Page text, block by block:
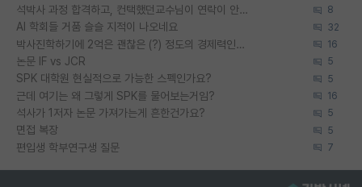
석박사 과정 합격하고, 컨택했던교수님이 연락이 안됩니다... 8
AI 학회들 거품 슬슬 지적이 나오네요 32
박사진학하기에 2억은 괜찮은 (?) 정도의 경제력인가요 16
논문 IF vs JCR 5
SPK 대학원 현실적으로 가능한 스펙인가요? 5
근데 여기는 왜 그렇게 SPK를 물어보는거임? 16
석사가 1저자 논문 가져가는게 흔한건가요? 5
면접 복장 5
편입생 학부연구생 질문 7